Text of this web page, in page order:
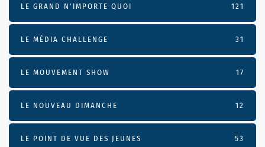
LE GRAND N’IMPORTE QUOI 121
LE MÉDIA CHALLENGE 31
LE MOUVEMENT SHOW 17
LE NOUVEAU DIMANCHE 12
LE POINT DE VUE DES JEUNES 53